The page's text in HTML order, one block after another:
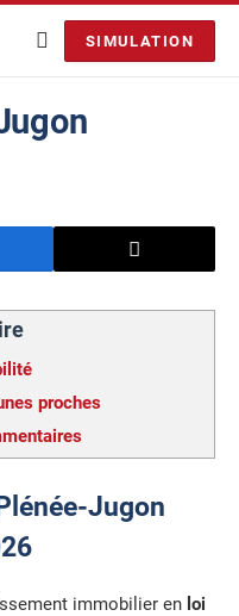
SIMULATION
proches
Jugon
immobilier en loi